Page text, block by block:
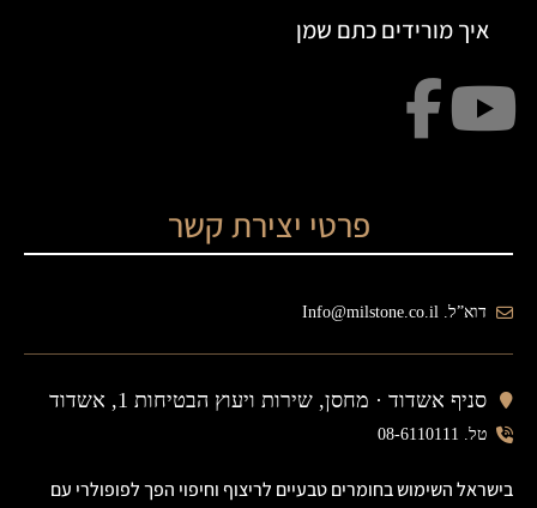
איך מורידים כתם שמן
פרטי יצירת קשר
דוא”ל. Info@milstone.co.il
סניף אשדוד · מחסן, שירות ויעוץ הבטיחות 1, אשדוד
טל. 08-6110111
בישראל השימוש בחומרים טבעיים לריצוף וחיפוי הפך לפופולרי עם